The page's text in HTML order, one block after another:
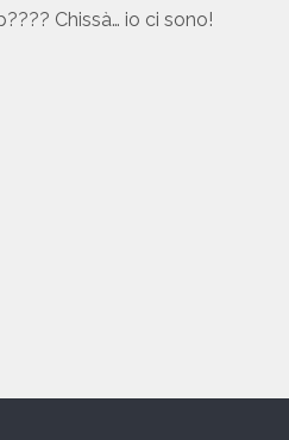
Chissà… io ci sono!